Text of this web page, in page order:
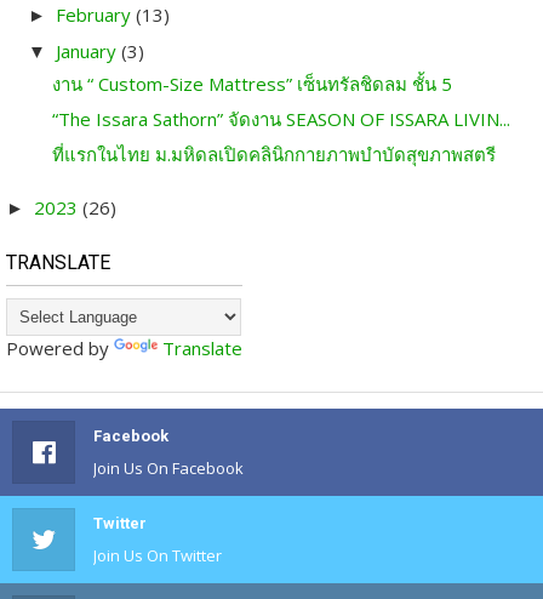
► February (13)
▼ January (3)
งาน “ Custom-Size Mattress” เซ็นทรัลชิดลม ชั้น 5
“The Issara Sathorn” จัดงาน SEASON OF ISSARA LIVIN...
ที่แรกในไทย ม.มหิดลเปิดคลินิกกายภาพบำบัดสุขภาพสตรี
► 2023 (26)
TRANSLATE
Powered by Translate
Facebook
Join Us On Facebook
Twitter
Join Us On Twitter